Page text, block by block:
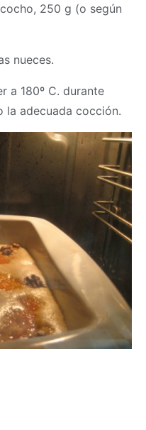
250 g (o según
nueces.
a 180º C. durante
la adecuada cocción.